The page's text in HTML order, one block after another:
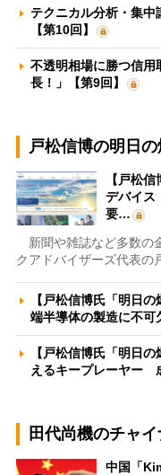
テクニカル分析・集
【第10回】
不透明相場に勝つ信
長！」【第9回】
戸松信博の明日の
【戸松
デバイス
要…
新聞や雑誌など多数の
クアドバイザーズ代表の
【戸松信博氏「明日
端半導体の製造に不
【戸松信博氏「明日
えるキープレーヤー
田代尚機のチャ
中国「